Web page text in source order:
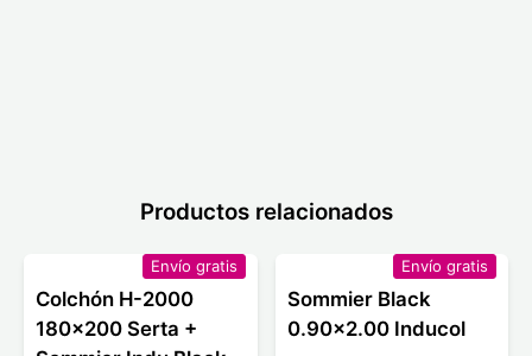
Productos relacionados
Envío gratis
Colchón H-2000
180x200 Serta +
Envío gratis
Sommier Black
0.90x2.00 Inducol